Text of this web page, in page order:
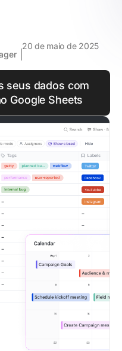
20 de maio de 2025
seus dados com
Google Sheets